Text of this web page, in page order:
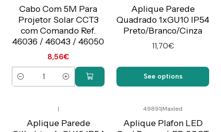
C/IVA
Cabo Com 5M Para
Projetor Solar CCT3
com Comando Ref.
46036 / 46043 / 46050
8,56€
Quantity
Aplique Parede
Quadrado 1xGU10 IP54
Preto/Branco/Cinza
11,70€
See options
|
Aplique Parede
C/IVA
49891|Maxled
Aplique Plafon LED